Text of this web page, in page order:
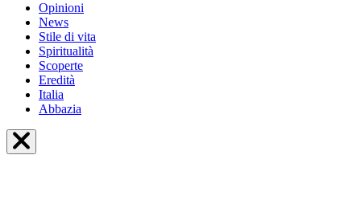
Opinioni
News
Stile di vita
Spiritualità
Scoperte
Eredità
Italia
Abbazia